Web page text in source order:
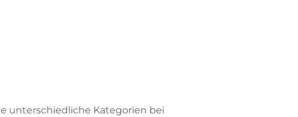
unterschiedliche Kategorien bei